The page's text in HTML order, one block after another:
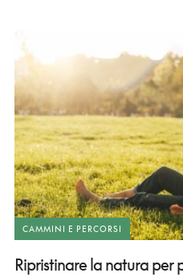
CAMMINI E PERCORSI
Ripristinare la natura per